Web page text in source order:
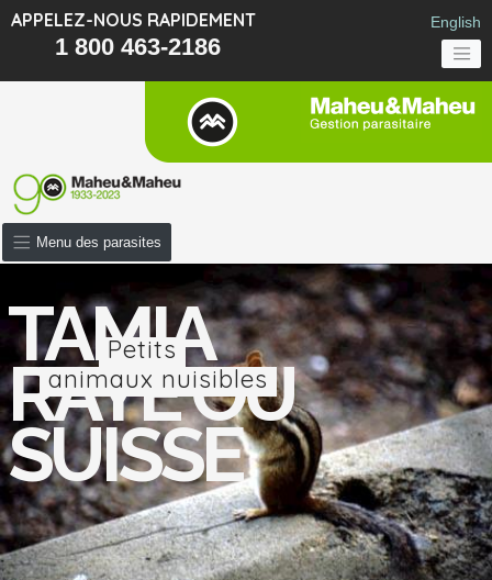
APPELEZ-NOUS RAPIDEMENT
1 800 463-2186
English
TAMIA
RAYÉ OU
SUISSE
Petits
animaux nuisibles
Menu des parasites